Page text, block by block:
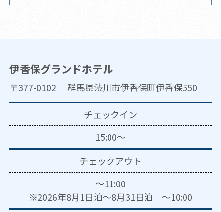
伊香保グランドホテル
〒377-0102 群馬県渋川市伊香保町伊香保550
チェックイン
15:00～
チェックアウト
～11:00
※2026年8月1日泊～8月31日泊 ～10:00